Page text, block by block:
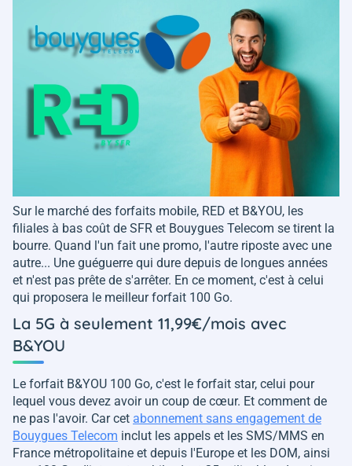
Sur le marché des forfaits mobile, RED et B&YOU, les
filiales à bas coût de SFR et Bouygues Telecom se tirent la
bourre. Quand l'un fait une promo, l'autre riposte avec une
autre... Une guéguerre qui dure depuis de longues années
et n'est pas prête de s'arrêter. En ce moment, c'est à celui
qui proposera le meilleur forfait 100 Go.
La 5G à seulement 11,99€/mois avec
B&YOU
Le forfait B&YOU 100 Go, c'est le forfait star, celui pour
lequel vous devez avoir un coup de cœur. Et comment de
ne pas l'avoir. Car cet abonnement sans engagement de
Bouygues Telecom inclut les appels et les SMS/MMS en
France métropolitaine et depuis l'Europe et les DOM, ainsi